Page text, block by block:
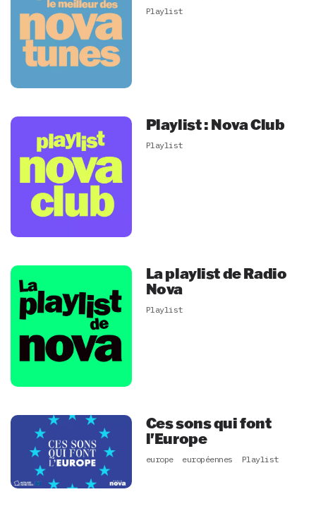
Playlist
Playlist : Nova Club
Playlist
La playlist de Radio
Nova
Playlist
Ces sons qui font
l'Europe
europe européennes Playlist